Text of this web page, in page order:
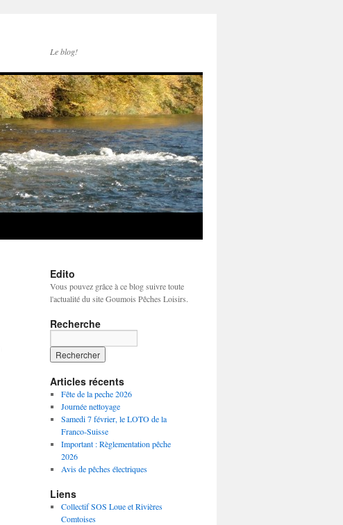
Le blog!
Edito
Vous pouvez grâce à ce blog suivre toute
l'actualité du site Goumois Pêches Loisirs.
Recherche
Articles récents
Fête de la peche 2026
Journée nettoyage
Samedi 7 février, le LOTO de la
Franco-Suisse
Important : Règlementation pêche
2026
Avis de pêches électriques
Liens
Collectif SOS Loue et Rivières
Comtoises